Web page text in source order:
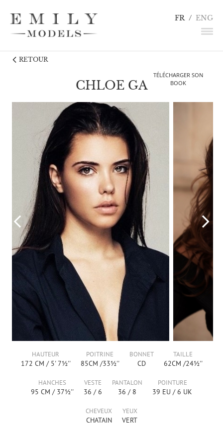
FR / ENG
NEWS
LINGERIE / DÉTAILS
INFLUENCEURS
CANDIDATURE
CONTACT
CHLOE GA
RETOUR
TÉLÉCHARGER SON
BOOK
HAUTEUR
172 CM / 5' 7½''
POITRINE
85CM /33½''
BONNET
CD
TAILLE
62CM /24½''
HANCHES
95 CM / 37½''
VESTE
36 /6
PANTALON
36 / 8
POINTURE
39 EU /6 UK
CHEVEUX
CHATAIN
YEUX
VERT